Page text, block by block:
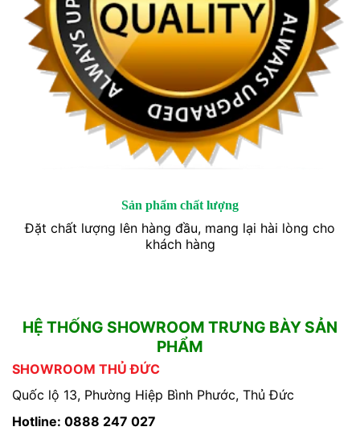
Sản phẩm chất lượng
Đặt chất lượng lên hàng đầu, mang lại hài lòng cho
khách hàng
HỆ THỐNG SHOWROOM TRƯNG BÀY SẢN
PHẨM
SHOWROOM THỦ ĐỨC
Quốc lộ 13, Phường Hiệp Bình Phước, Thủ Đức
Hotline: 0888 247 027